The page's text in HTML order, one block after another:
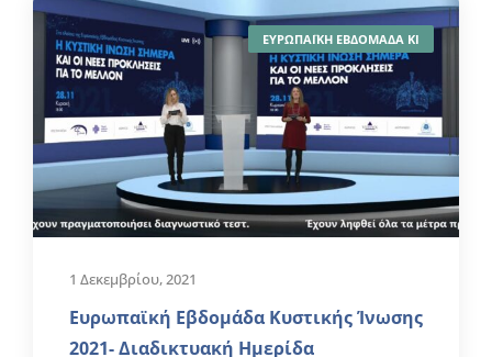
ΕΥΡΩΠΑΪΚΗ ΕΒΔΟΜΑΔΑ ΚΙ
1 Δεκεμβρίου, 2021
Ευρωπαϊκή Εβδομάδα Κυστικής Ίνωσης
2021- Διαδικτυακή Ημερίδα